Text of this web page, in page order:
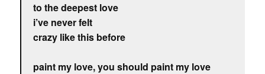
to the deepest love
i’ve never felt
crazy like this before
paint my love, you should paint my love